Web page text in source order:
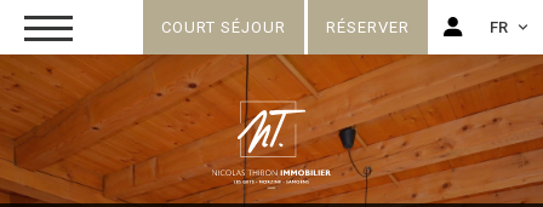
COURT SÉJOUR RÉSERVER FR
FR
EN